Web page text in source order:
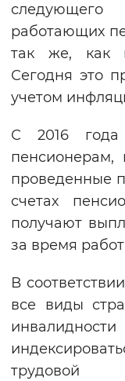
работающих
так же, как
Сегодня это
учетом
С 2016 года
пенсионерам,
проведенные
счетах
получают
за время
В
все виды
трудовой